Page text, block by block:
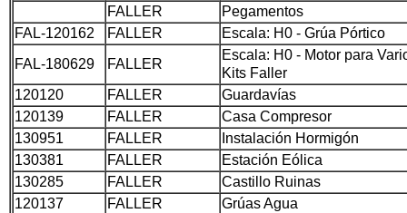
FALLER
Pegamentos
FAL-120162
FALLER
Escala: H0 - Grúa Pórtico
FAL-180629
FALLER
Escala: H0 - Motor para
Kits Faller
120120
FALLER
Guardavías
120139
FALLER
Casa Compresor
130951
FALLER
Instalación Hormigón
130381
FALLER
Estación Eólica
130285
FALLER
Castillo Ruinas
120137
FALLER
Grúas Agua